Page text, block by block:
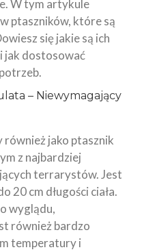
W tym artykule
ptaszników, które są
się jakie są ich
jak dostosować
– Niewymagający
również jako ptasznik
z najbardziej
terrarystów. Jest
20 cm długości ciała.
wyglądu,
również bardzo
temperatury i